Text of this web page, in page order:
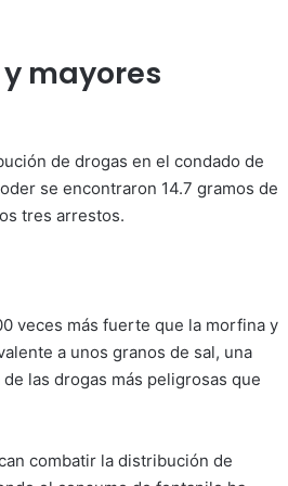
mayores
de drogas en el condado de
se encontraron 14.7 gramos de
tres arrestos.
veces más fuerte que la morfina y
a unos granos de sal, una
las drogas más peligrosas que
combatir la distribución de